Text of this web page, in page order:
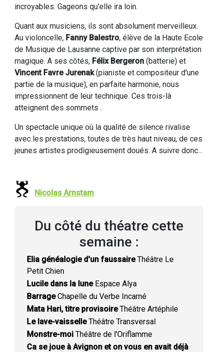
incroyables. Gageons qu'elle ira loin.
Quant aux musiciens, ils sont absolument merveilleux.
Au violoncelle, Fanny Balestro, élève de la Haute Ecole
de Musique de Lausanne captive par son interprétation
magique. A ses côtés, Félix Bergeron (batterie) et
Vincent Favre Jurenak(pianiste et compositeur d'une
partie de la musique), en parfaite harmonie, nous
impressionnent de leur technique. Ces trois-là
atteignent des sommets .
Un spectacle unique où la qualité de silence rivalise
avec les prestations, toutes de très haut niveau, de ces
jeunes artistes prodigieusement doués. A suivre donc...
Nicolas Arnstam
Du côté du théatre cette
semaine :
Elia généalogie d'un faussaireThéâtre Le
Petit Chien
Lucile dans la luneEspace Alya
BarrageChapelle du Verbe Incarné
Mata Hari, titre provisoireThéâtre Artéphile
Le lave-vaisselleThéâtre Transversal
Monstre-moi Théâtre de l'Oriflamme
Ca se joue à Avignon et on vous en avait déjà